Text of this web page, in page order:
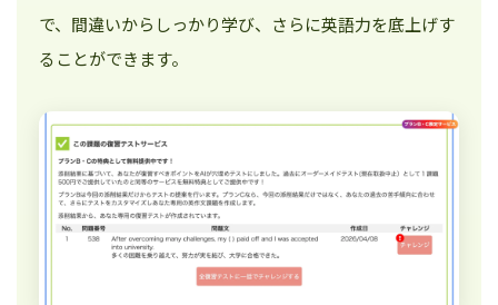
で、間違いからしっかり学び、さらに英語力を底上げす
ることができます。